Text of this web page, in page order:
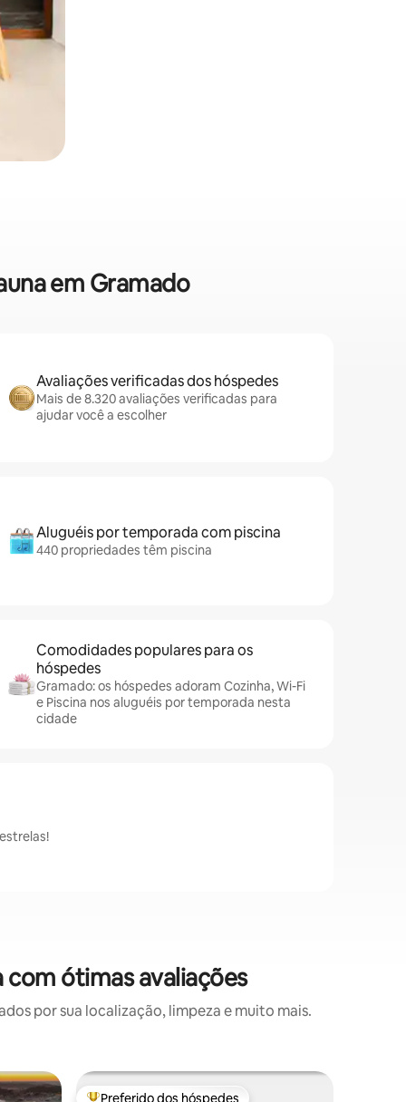
em Gramado
Avaliações verificadas dos hóspedes
Mais de 8.320 avaliações verificadas para
ajudar você a escolher
Aluguéis por temporada com piscina
440 propriedades têm piscina
Comodidades populares para os
hóspedes
Gramado: os hóspedes adoram Cozinha, Wi-Fi
e Piscina nos aluguéis por temporada nesta
cidade
ótimas avaliações
por sua localização, limpeza e muito mais.
Preferido dos hóspedes